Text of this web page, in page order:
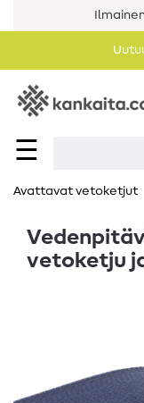
☰
Avattavat vetoketjut
vetoketju